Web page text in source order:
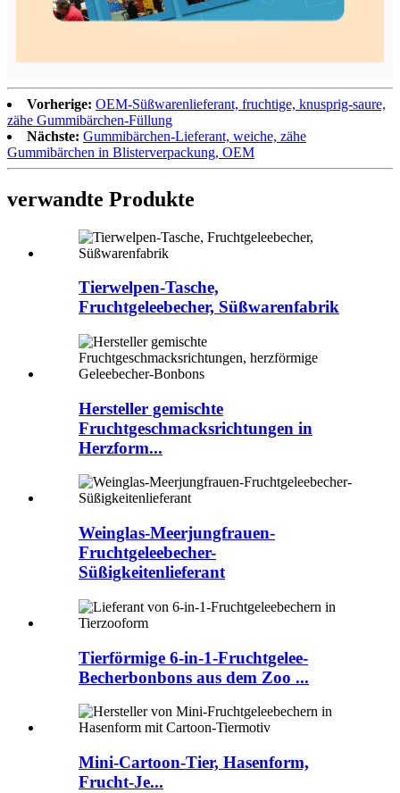
Vorherige: OEM-Süßwarenlieferant, fruchtige, knusprig-saure,
zähe Gummibärchen-Füllung
Nächste: Gummibärchen-Lieferant, weiche, zähe
Gummibärchen in Blisterverpackung, OEM
verwandte Produkte
Tierwelpen-Tasche,
Fruchtgeleebecher, Süßwarenfabrik
Hersteller gemischte
Fruchtgeschmacksrichtungen in
Herzform...
Weinglas-Meerjungfrauen-
Fruchtgeleebecher-
Süßigkeitenlieferant
Tierförmige 6-in-1-Fruchtgelee-
Becherbonbons aus dem Zoo ...
Mini-Cartoon-Tier, Hasenform,
Frucht-Je...